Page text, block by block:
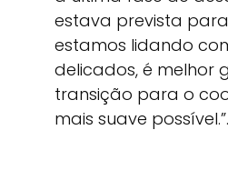
estava prevista
estamos lidando
delicados, é melhor
transição para o
mais suave possível.”.